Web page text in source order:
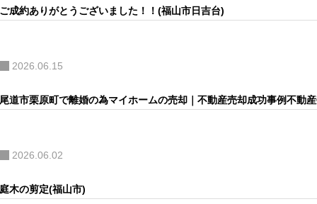
ご成約ありがとうございました！！(福山市日吉台)
2026.06.15
尾道市栗原町で離婚の為マイホームの売却｜不動産売却成功事例不動
2026.06.02
庭木の剪定(福山市)